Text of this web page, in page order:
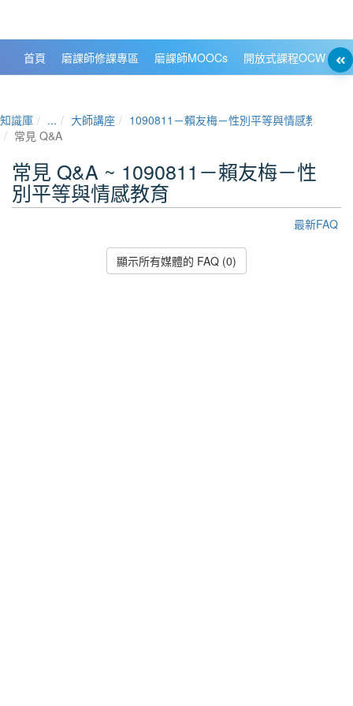
首頁 磨課師修課專區 磨課師MOOCs 開放式課程OCW
知識庫 ... 大師講座
1090811－賴友梅－性別平等與情感教育
常見 Q&A
常見 Q&A ~ 1090811－賴友梅－性
別平等與情感教育
最新FAQ
顯示所有媒體的 FAQ (0)